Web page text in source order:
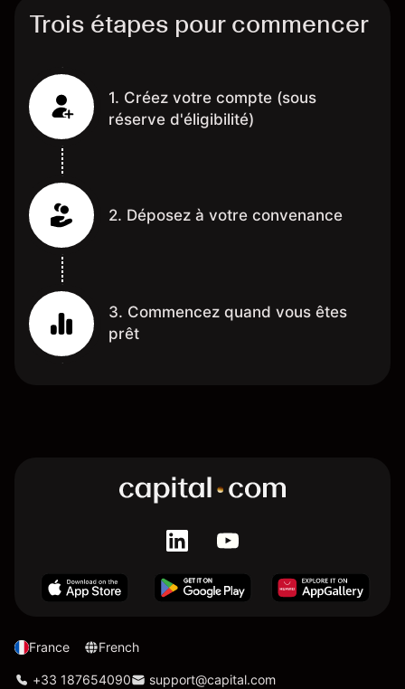
Trois étapes pour commencer
1. Créez votre compte (sous
réserve d'éligibilité)
2. Déposez à votre convenance
3. Commencez quand vous êtes
prêt
France French
+33 187654090 support@capital.com